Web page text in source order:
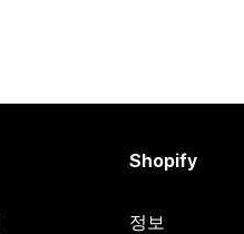
Shopify
정보